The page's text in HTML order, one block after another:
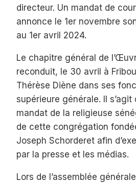
directeur. Un mandat de
annonce le 1er novembre
au 1er avril 2024.
Le chapitre général de
reconduit, le 30 avril à
Thérèse Diène dans ses
supérieure générale. Il s’agit
mandat de la religieuse
de cette congrégation
Joseph Schorderet afin
par la presse et les médias.
Lors de l’assemblée